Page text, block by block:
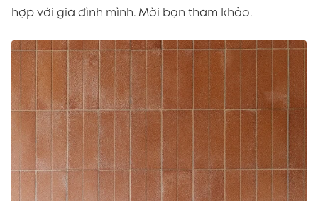
hợp với gia đình mình. Mời bạn tham khảo.